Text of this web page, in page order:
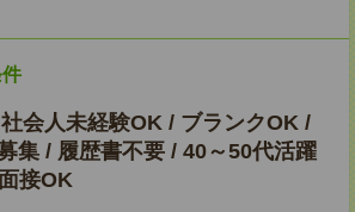
会人未経験OK / ブランクOK /
集 / 履歴書不要 / 40～50代活躍
接OK